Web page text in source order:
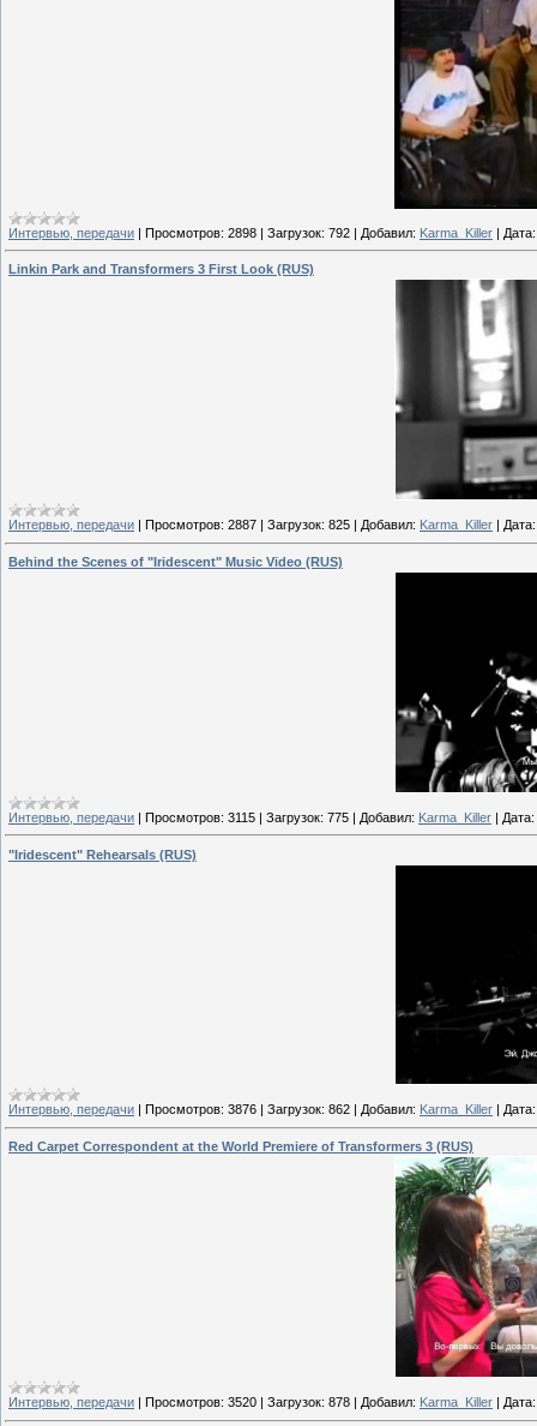
Интервью, передачи | Просмотров: 2898 | Загрузок: 792 | Добавил: Karma_Killer | Дата:
Linkin Park and Transformers 3 First Look (RUS)
Интервью, передачи | Просмотров: 2887 | Загрузок: 825 | Добавил: Karma_Killer | Дата:
Behind the Scenes of "Iridescent" Music Video (RUS)
Интервью, передачи | Просмотров: 3115 | Загрузок: 775 | Добавил: Karma_Killer | Дата:
"Iridescent" Rehearsals (RUS)
Интервью, передачи Просмотров: 3876 Загрузок: 862 Добавил: Karma_Killer Дата:
Red Carpet Correspondent at the World Premiere of Transformers 3 (RUS)
Интервью, передачи | Просмотров: 3520 | Загрузок: 878 | Добавил: Karma_Killer | Дата: